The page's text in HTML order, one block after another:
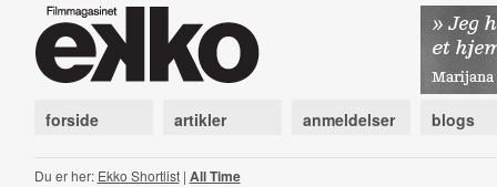
forside artikler anmeldelser blogs
Du er her: Ekko Shortlist| All Time